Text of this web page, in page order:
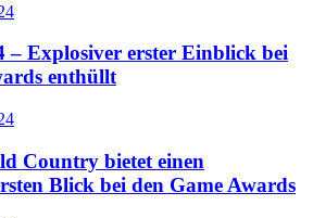
– Explosiver erster Einblick bei
enthüllt
Country bietet einen
Blick bei den Game Awards